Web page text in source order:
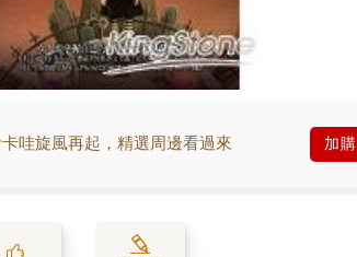
哇旋風再起，精選周邊看過來 加購